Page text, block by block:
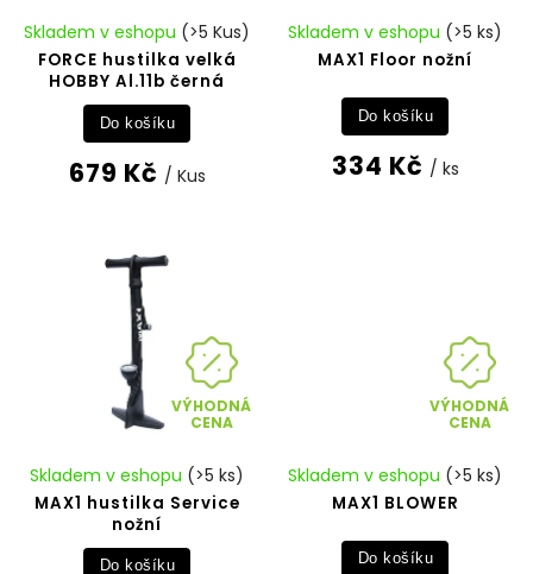
FORCE hustilka velká
HOBBY Al.11b černá
Skladem v eshopu (>5 Kus)
679 Kč / Kus
Do košíku
MAX1 Floor nožní
Skladem v eshopu (>5 ks)
334 Kč / ks
Do košíku
VÝHODNÁ
CENA
MAX1 hustilka Service
nožní
Skladem v eshopu (>5 ks)
Do košíku
VÝHODNÁ
CENA
MAX1 BLOWER
Skladem v eshopu (>5 ks)
Do košíku